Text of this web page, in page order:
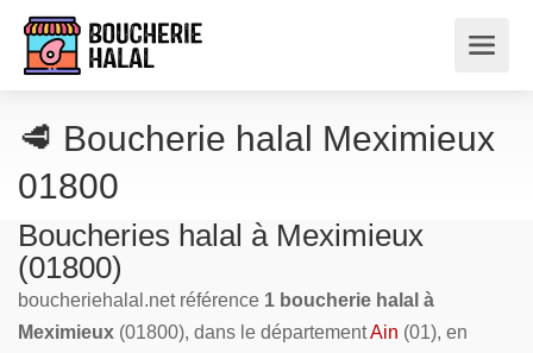
🥩 Boucherie halal Meximieux
01800
Boucheries halal à Meximieux
(01800)
boucheriehalal.net référence 1 boucherie halal à
Meximieux (01800), dans le départementAin (01), en